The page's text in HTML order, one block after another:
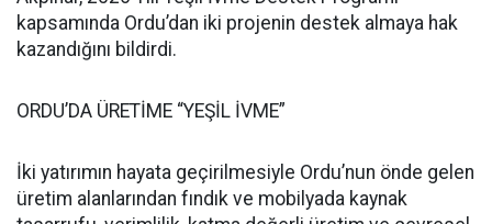
kapsamında Ordu’dan iki projenin destek almaya hak
kazandığını bildirdi.
ORDU’DA ÜRETİME “YEŞİL İVME”
İki yatırımın hayata geçirilmesiyle Ordu’nun önde gelen
üretim alanlarından fındık ve mobilyada kaynak